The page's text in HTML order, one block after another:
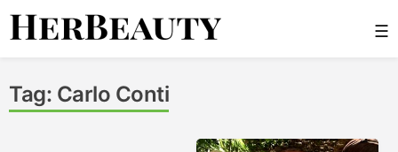
Skip
☰
Tag: Carlo Conti